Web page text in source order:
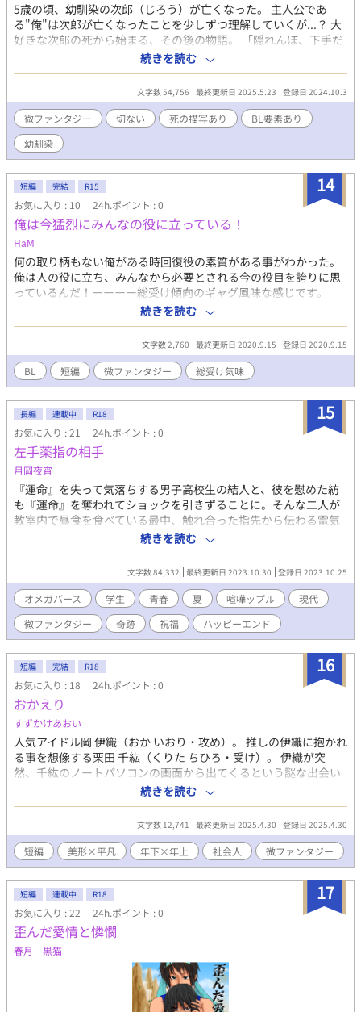
5歳の頃、幼馴染の次郎（じろう）が亡くなった。 主人公であ
る"俺"は次郎が亡くなったことを少しずつ理解していくが...？ 大
好きな次郎の死から始まる、その後の物語。 「隠れんぼ、下手だ
ったね」 -------------------------------------- ⚠︎ふわっと書いています
が、人が亡くなる描写があります。 こちらのサイトで投稿させて
頂くのが初めてなので、至らない点が多数あると思いますが、よ
ろしくお願いいたします。 ジャンルはblですが、幼馴染以上恋人
未満のようなものです。 随時、加筆修正すると思いますm(__)m
最後までお読み頂きありがとうございました。
続きを読む
文字数 54,756 最終更新日 2025.5.23 登録日 2024.10.3
微ファンタジー 切ない 死の描写あり
BL要素あり
幼馴染
14
短編 完結 R15
お気に入り : 10 24h.ポイント : 0
俺は今猛烈にみんなの役に立っている！
HaM
何の取り柄もない俺がある時回復役の素質がある事がわかった。
俺は人の役に立ち、みんなから必要とされる今の役目を誇りに思
っているんだ！ーーーー総受け傾向のギャグ風味な感じです。
続きを読む
文字数 2,760 最終更新日 2020.9.15 登録日 2020.9.15
BL 短編 微ファンタジー 総受け気味
15
長編 連載中 R18
お気に入り : 21 24h.ポイント : 0
左手薬指の相手
月岡夜宵
『運命』を失って気落ちする男子高校生の結人と、彼を慰めた紡
も『運命』を奪われてショックを引きずることに。そんな二人が
教室内で昼食を食べている最中、触れ合った指先から伝わる電気
ショック的な刺激。ひょんなことからふたりの新たな運命が決ま
るが、なんとそれはお互いで――！？ 腐れ縁の幼馴染二人組が
巻き起こす、初々しいラブコメディー。 前知らせ） ・視点がコロ
コロ切り替わります。 ・オメガバース設定にオリジナル設定を加
味しております。 ・妊娠・出産シーンが出てきます。 ※かつて別
名で公開していた作品になります。旧題「オメガバース～運命の
赤い糸」
続きを読む
文字数 84,332 最終更新日 2023.10.30 登録日 2023.10.25
オメガバース 学生 青春 夏 喧嘩ップル
現代
微ファンタジー
奇跡 祝福 ハッピーエンド
16
短編 完結 R18
お気に入り : 18 24h.ポイント : 0
おかえり
すずかけあおい
人気アイドル岡 伊織（おか いおり・攻め）。 推しの伊織に抱かれ
る事を想像する栗田 千紘（くりた ちひろ・受け）。 伊織が突
然、千紘のノートパソコンの画面から出てくるという謎な出会い
をしたふたりの話です。 千紘（受け）視点で、途中少し伊織（攻
め）視点が入ります。 外部サイトでも同作品を投稿しています。
続きを読む
文字数 12,741 最終更新日 2025.4.30 登録日 2025.4.30
短編 美形×平凡 年下×年上 社会人 微ファンタジー
17
短編 連載中 R18
お気に入り : 22 24h.ポイント : 0
歪んだ愛情と憐憫
春月 黒猫